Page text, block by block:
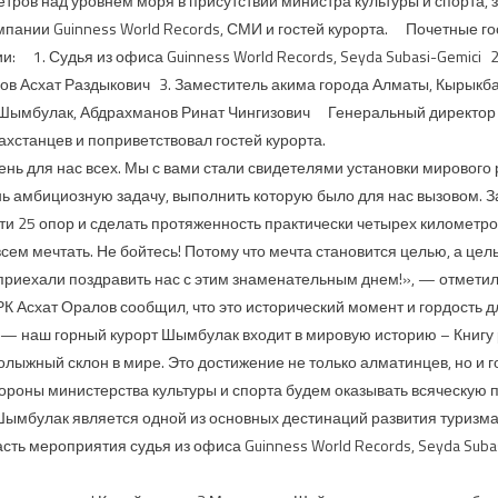
Guinness World Records, СМИ и гостей курорта. Почетные
1. Судья из офиса Guinness World Records, Seyda Subasi-Gemici
Асхат Раздыкович 3. Заместитель акима города Алматы,
Абдрахманов Ринат Чингизович Генеральный
и поприветствовал гостей курорта.
для нас всех. Мы с вами стали свидетелями установки
амбициозную задачу, выполнить которую было для нас вызовом.
25 опор и сделать протяженность практически четырех
мечтать. Не бойтесь! Потому что мечта становится целью, а
поздравить нас с этим знаменательным днем!», —
Асхат Оралов сообщил, что это исторический момент и гордость
наш горный курорт Шымбулак входит в мировую историю – Книгу
склон в мире. Это достижение не только алматинцев, но и
министерства культуры и спорта будем оказывать всяческую
является одной из основных дестинаций развития
мероприятия судья из офиса Guinness World Records, Seyda